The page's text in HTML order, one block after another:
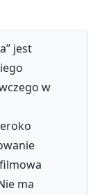
jest
w
ma